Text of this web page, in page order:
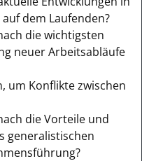
dem Laufenden?
die wichtigsten
neuer Arbeitsabläufe
um Konflikte zwischen
die Vorteile und
generalistischen